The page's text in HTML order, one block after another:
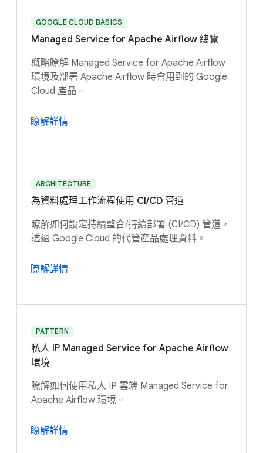
GOOGLE CLOUD BASICS
Managed Service for Apache Airflow 總覽
概略瞭解 Managed Service for Apache Airflow
環境及部署 Apache Airflow 時會用到的 Google
Cloud 產品。
瞭解詳情
ARCHITECTURE
為資料處理工作流程使用 CI/CD 管道
瞭解如何設定持續整合/持續部署 (CI/CD) 管道，
透過 Google Cloud 的代管產品處理資料。
瞭解詳情
PATTERN
私人 IP Managed Service for Apache Airflow
環境
瞭解如何使用私人 IP 雲端 Managed Service for
Apache Airflow 環境。
瞭解詳情